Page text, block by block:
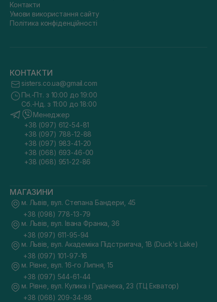
Контакти
Умови використання сайту
Політика конфіденційності
КОНТАКТИ
sisters.co.ua@gmail.com
Пн.-Пт. з 10:00 до 19:00
Сб.-Нд. з 11:00 до 18:00
Менеджер
+38 (097) 612-54-81
+38 (097) 788-12-88
+38 (097) 983-41-20
+38 (068) 693-46-00
+38 (068) 951-22-86
МАГАЗИНИ
м. Львів, вул. Степана Бандери, 45
+38 (098) 778-13-79
м. Львів, вул. Івана Франка, 36
+38 (097) 611-95-94
м. Львів, вул. Академіка Підстригача, 1В (Duck's Lake)
+38 (097) 101-97-16
м. Рівне, вул. 16-го Липня, 15
+38 (097) 544-61-44
м. Рівне, вул. Кулика і Гудачека, 23 (ТЦ Екватор)
+38 (068) 209-34-88